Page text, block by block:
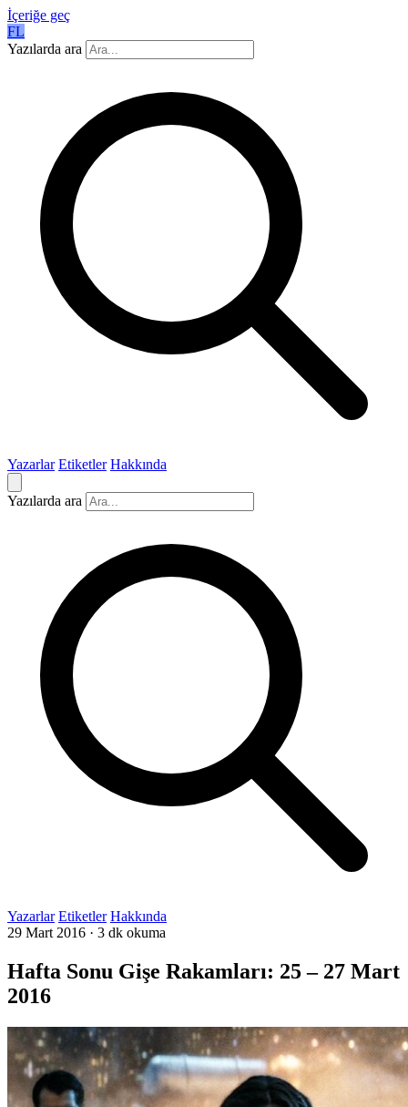
İçeriğe geç
FL
Yazılarda ara
Yazarlar Etiketler Hakkında
Yazılarda ara
Yazarlar Etiketler Hakkında
29 Mart 2016 · 3 dk okuma
Hafta Sonu Gişe Rakamları: 25 – 27 Mart
2016